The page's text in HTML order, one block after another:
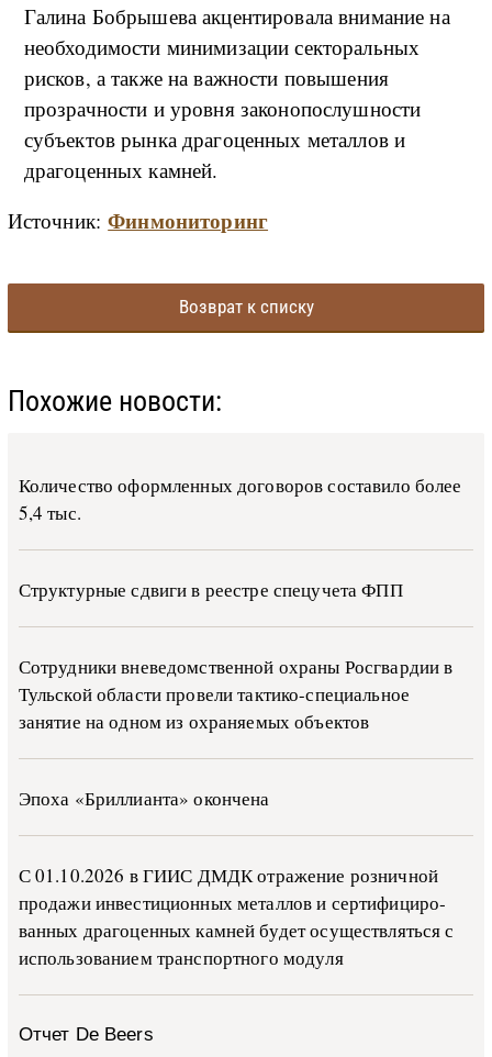
Галина Бобрышева акцентировала внимание на
необходимости минимизации секторальных
рисков, а также на важности повышения
прозрачности и уровня законопослушности
субъектов рынка драгоценных металлов и
драгоценных камней.
Источник:Финмониторинг
Возврат к списку
Похожие новости:
Количество оформленных договоров составило более
5,4 тыс.
Структурные сдвиги в реестре спецучета ФПП
Сотрудники вневедомственной охраны Росгвардии в
Тульской области провели тактико-специальное
занятие на одном из охраняемых объектов
Эпоха «Бриллианта» окончена
С 01.10.2026 в ГИИС ДМДК от­ра­же­ние роз­ни­ч­ной
про­да­жи ин­ве­сти­ци­он­ных ме­тал­лов и сер­ти­фи­ци­ро­
ван­ных дра­го­цен­ных ка­м­ней бу­дет осу­ще­ств­лять­ся с
ис­поль­зо­ва­ни­ем тран­с­пор­т­но­го мо­ду­ля
Отчет De Beers